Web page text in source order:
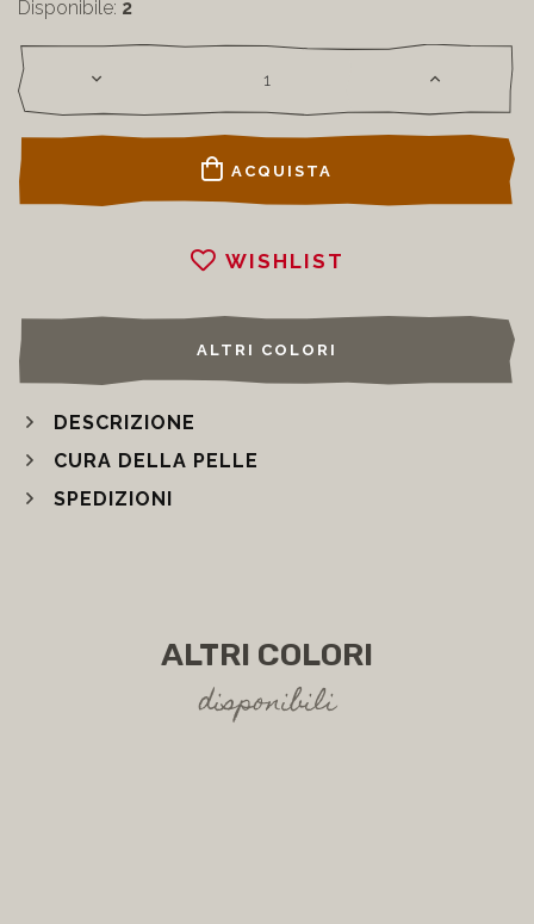
Disponibile: 2
ACQUISTA
WISHLIST
ALTRI COLORI
DESCRIZIONE
CURA DELLA PELLE
SPEDIZIONI
ALTRI COLORI
disponibili